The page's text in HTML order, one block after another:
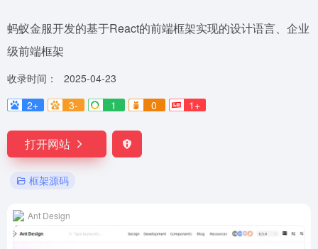
蚂蚁金服开发的基于React的前端框架实现的设计语言、企业
级前端框架
收录时间：
2025-04-23
2+
3- 1 0 1+
打开网站
框架源码
Ant Design